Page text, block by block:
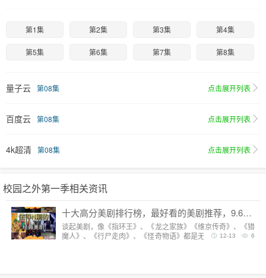
第1集 第2集 第3集 第4集
第5集 第6集 第7集 第8集
量子云 第08集 点击展开列表
百度云 第08集 点击展开列表
4k超清 第08集 点击展开列表
校园之外第一季相关资讯
十大高分美剧排行榜，最好看的美剧推荐，9.6分神剧扎堆
谈起美剧，像《指环王》、《龙之家族》《维京传奇》、《猎
魔人》、《行尸走肉》、《怪奇物语》都是无法复制的经典，
6
12-13